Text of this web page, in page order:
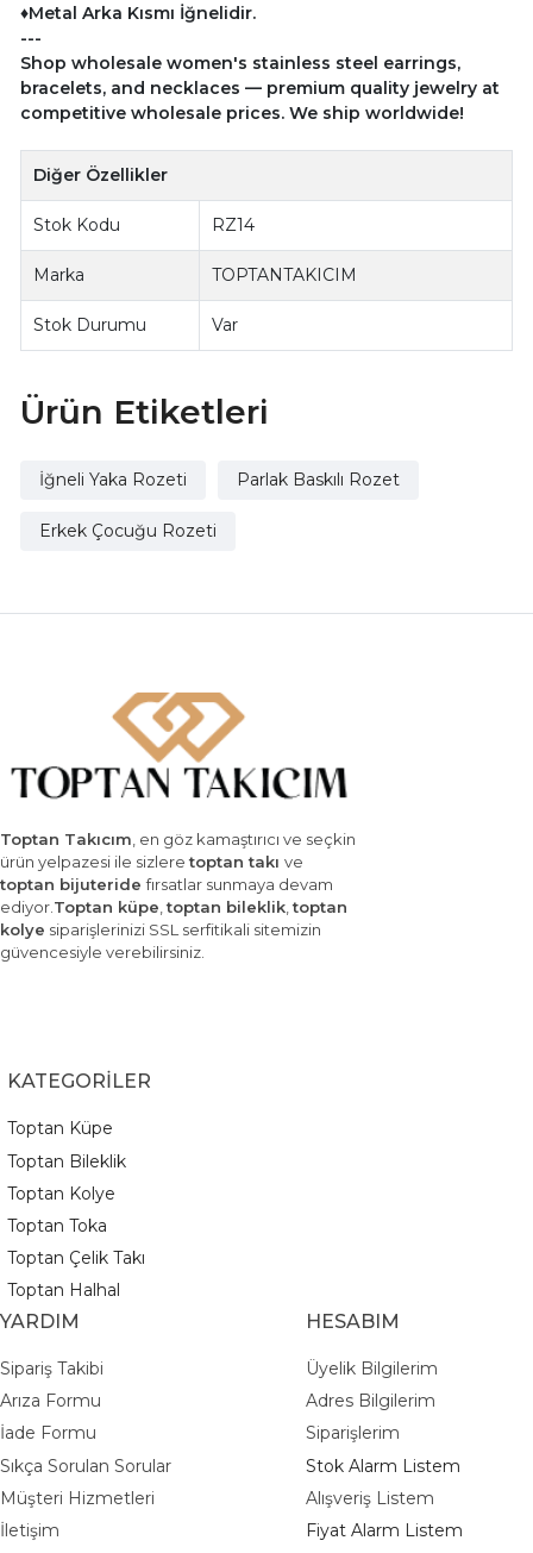
♦Metal Arka Kısmı İğnelidir.
---
Shop wholesale women's stainless steel earrings,
bracelets, and necklaces — premium quality jewelry at
competitive wholesale prices. We ship worldwide!
Diğer Özellikler
Stok Kodu RZ14
Marka TOPTANTAKICIM
Stok Durumu Var
Ürün Etiketleri
İğneli Yaka Rozeti Parlak Baskılı Rozet
Erkek Çocuğu Rozeti
Toptan Takıcım, en göz kamaştırıcı ve seçkin
ürün yelpazesi ile sizleretoptan takı ve
toptan bijuteridefırsatlar sunmaya devam
ediyor.Toptan küpe,toptan bileklik,toptan
kolye siparişlerinizi SSL serfitikali sitemizin
güvencesiyle verebilirsiniz.
KATEGORİLER
Toptan Küpe
Toptan Bileklik
Toptan Kolye
Toptan Toka
Toptan Çelik Takı
Toptan Halhal
YARDIM
Sipariş Takibi
Arıza Formu
İade Formu
Sıkça Sorulan Sorular
Müşteri Hizmetleri
İletişim
HESABIM
Üyelik Bilgilerim
Adres Bilgilerim
Siparişlerim
Stok Alarm Listem
Alışveriş Listem
Fiyat Alarm Listem